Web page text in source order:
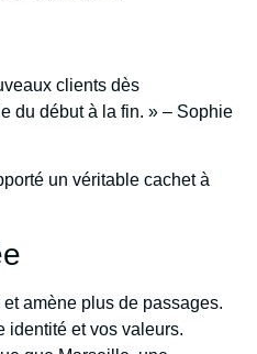
clients dès
du début à la fin. » – Sophie
un véritable cachet à
amène plus de passages.
identité et vos valeurs.